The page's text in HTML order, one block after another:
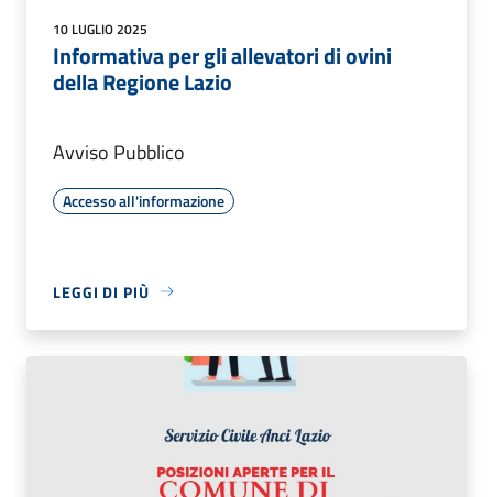
10 LUGLIO 2025
Informativa per gli allevatori di ovini
della Regione Lazio
Avviso Pubblico
Accesso all'informazione
LEGGI DI PIÙ